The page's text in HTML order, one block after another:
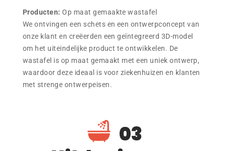
Producten: Op maat gemaakte wastafel
We ontvingen een schets en een ontwerpconcept van
onze klant en creëerden een geïntegreerd 3D-model
om het uiteindelijke product te ontwikkelen. De
wastafel is op maat gemaakt met een uniek ontwerp,
waardoor deze ideaal is voor ziekenhuizen en klanten
met strenge ontwerpeisen.
03